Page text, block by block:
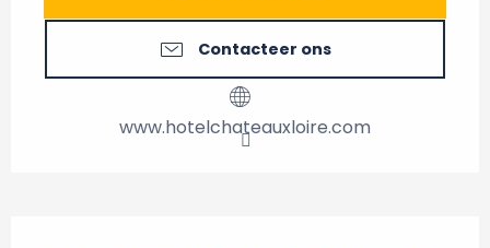
Contacteer ons
www.hotelchateauxloire.com